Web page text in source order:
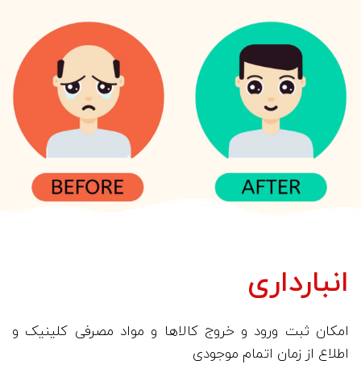
انبارداری
امکان ثبت ورود و خروج کالاها و مواد مصرفی کلینیک و
اطلاع از زمان اتمام موجودی